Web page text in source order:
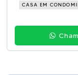
CASA EM